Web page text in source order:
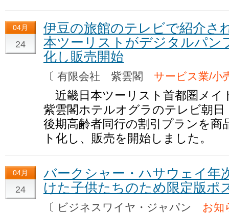
04月
24
伊豆の旅館のテレビで紹介さ
本ツーリストがデジタルパン
化し販売開始
〔 有限会社 紫雲閣 サービス業/小
近畿日本ツーリスト首都圏メイ
紫雲閣ホテルオグラのテレビ朝
後期高齢者同行の割引プランを
ト化し、販売を開始しました。
04月
24
バークシャー・ハサウェイ年
けた子供たちのため限定版ポ
〔 ビジネスワイヤ・ジャパン お知